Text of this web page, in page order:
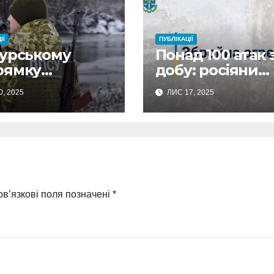
окупантів
2025
ПУБЛІКАЦІЇ
Понад 100 атак
добу: росіяни
масовано
обстріляли
Сумщину
ЛИС 17, 2025
поля позначені *